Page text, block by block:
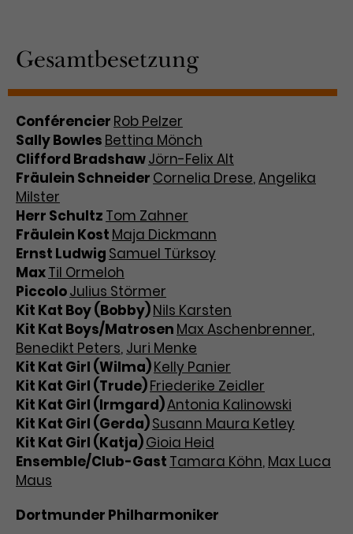
Gesamtbesetzung
Conférencier Rob Pelzer
Sally Bowles Bettina Mönch
Clifford BradshawJörn-Felix Alt
Fräulein Schneider Cornelia Drese,Angelika
Milster
Herr Schultz Tom Zahner
Fräulein Kost Maja Dickmann
Ernst Ludwig Samuel Türksoy
MaxTil Ormeloh
PiccoloJulius Störmer
Kit Kat Boy (Bobby)Nils Karsten
Kit Kat Boys/Matrosen Max Aschenbrenner,
Benedikt Peters, Juri Menke
Kit Kat Girl (Wilma)Kelly Panier
Kit Kat Girl (Trude)Friederike Zeidler
Kit Kat Girl (Irmgard)Antonia Kalinowski
Kit Kat Girl (Gerda)Susann Maura Ketley
Kit Kat Girl (Katja)Gioia Heid
Ensemble/Club-Gast Tamara Köhn, Max Luca
Maus
Dortmunder Philharmoniker